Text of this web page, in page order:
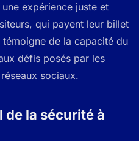
expérience juste et
qui payent leur billet
de la capacité du
défis posés par les
sociaux.
de la sécurité à